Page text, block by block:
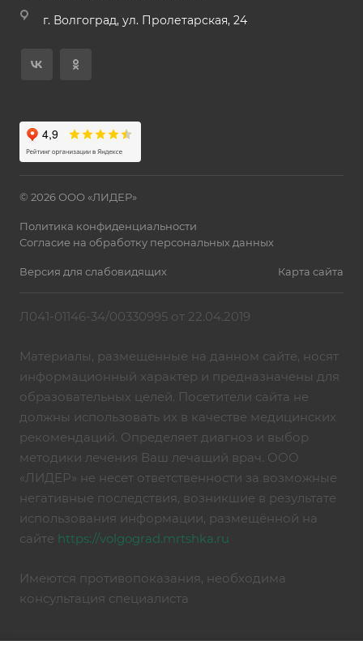
г. Волгоград, ул. Пролетарская, 24
© 2026 ООО «ЛИДЕР»
Политика конфиденциальности
Согласие на обработку персональных данных
Версия для слабовидящих Карта сайта
Л041-01146-34/00330995 от 22.04.2019
Материалы, размещенные на данном сайте, носят
информационный характер и предназначены для
образовательных целей. Посетители сайта не
должны использовать их в качестве медицинских
рекомендаций. Определяет диагноз и выбор
методики лечения Ваш лечащий врач. ООО
«ЛИДЕР» не несет ответственности за возможные
негативные последствия, возникшие в результате
использования информации, размещённой на
сайте https://volgograd.mrtshka.ru
Имеются противопоказания, необходима
консультация специалиста